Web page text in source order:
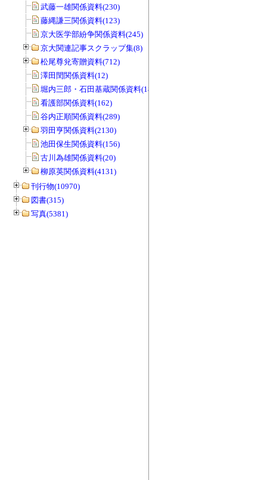
武藤一雄関係資料(230)
藤縄謙三関係資料(123)
京大医学部紛争関係資料(245)
京大関連記事スクラップ集(8)
松尾尊兊寄贈資料(712)
澤田閏関係資料(12)
堀内三郎・石田基蔵関係資料(189)
看護部関係資料(162)
谷内正順関係資料(289)
羽田亨関係資料(2130)
池田保生関係資料(156)
古川為雄関係資料(20)
柳原英関係資料(4131)
刊行物(10970)
図書(315)
写真(5381)